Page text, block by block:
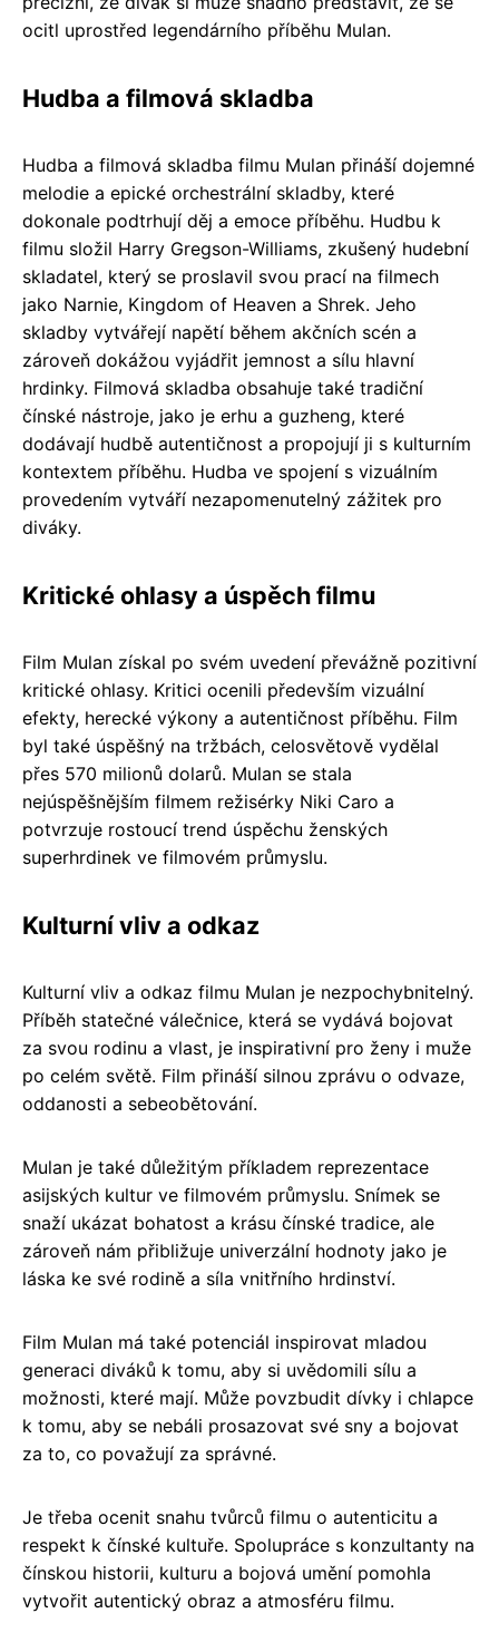
ocitl uprostřed legendárního příběhu Mulan.
Hudba a filmová skladba
Hudba a filmová skladba filmu Mulan přináší dojemné
melodie a epické orchestrální skladby, které
dokonale podtrhují děj a emoce příběhu. Hudbu k
filmu složil Harry Gregson-Williams, zkušený hudební
skladatel, který se proslavil svou prací na filmech
jako Narnie, Kingdom of Heaven a Shrek. Jeho
skladby vytvářejí napětí během akčních scén a
zároveň dokážou vyjádřit jemnost a sílu hlavní
hrdinky. Filmová skladba obsahuje také tradiční
čínské nástroje, jako je erhu a guzheng, které
dodávají hudbě autentičnost a propojují ji s kulturním
kontextem příběhu. Hudba ve spojení s vizuálním
provedením vytváří nezapomenutelný zážitek pro
diváky.
Kritické ohlasy a úspěch filmu
Film Mulan získal po svém uvedení převážně pozitivní
kritické ohlasy. Kritici ocenili především vizuální
efekty, herecké výkony a autentičnost příběhu. Film
byl také úspěšný na tržbách, celosvětově vydělal
přes 570 milionů dolarů. Mulan se stala
nejúspěšnějším filmem režisérky Niki Caro a
potvrzuje rostoucí trend úspěchu ženských
superhrdinek ve filmovém průmyslu.
Kulturní vliv a odkaz
Kulturní vliv a odkaz filmu Mulan je nezpochybnitelný.
Příběh statečné válečnice, která se vydává bojovat
za svou rodinu a vlast, je inspirativní pro ženy i muže
po celém světě. Film přináší silnou zprávu o odvaze,
oddanosti a sebeobětování.
Mulan je také důležitým příkladem reprezentace
asijských kultur ve filmovém průmyslu. Snímek se
snaží ukázat bohatost a krásu čínské tradice, ale
zároveň nám přibližuje univerzální hodnoty jako je
láska ke své rodině a síla vnitřního hrdinství.
Film Mulan má také potenciál inspirovat mladou
generaci diváků k tomu, aby si uvědomili sílu a
možnosti, které mají. Může povzbudit dívky i chlapce
k tomu, aby se nebáli prosazovat své sny a bojovat
za to, co považují za správné.
Je třeba ocenit snahu tvůrců filmu o autenticitu a
respekt k čínské kultuře. Spolupráce s konzultanty na
čínskou historii, kulturu a bojová umění pomohla
vytvořit autentický obraz a atmosféru filmu.